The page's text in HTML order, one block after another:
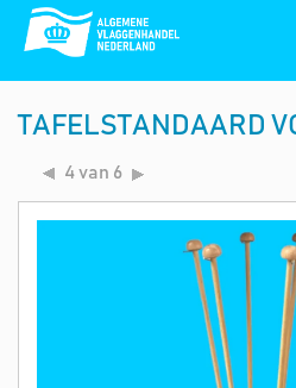
TAFELSTANDAARD
4 van 6